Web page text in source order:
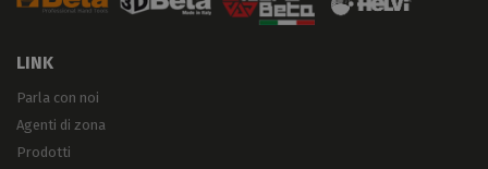
LINK
Parla con noi
Agenti di zona
Prodotti